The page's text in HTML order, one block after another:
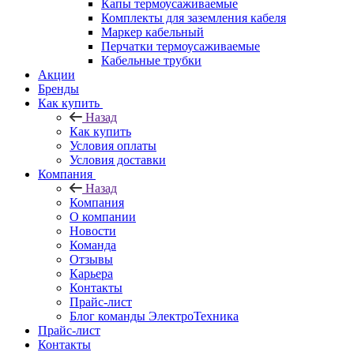
Капы термоусаживаемые
Комплекты для заземления кабеля
Маркер кабельный
Перчатки термоусаживаемые
Кабельные трубки
Акции
Бренды
Как купить
Назад
Как купить
Условия оплаты
Условия доставки
Компания
Назад
Компания
О компании
Новости
Команда
Отзывы
Карьера
Контакты
Прайс-лист
Блог команды ЭлектроТехника
Прайс-лист
Контакты